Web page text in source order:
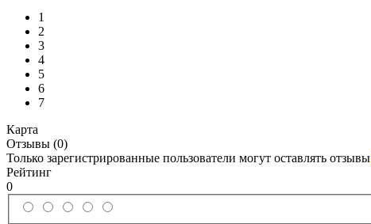
1
2
3
4
5
6
7
Карта
Отзывы (0)
Только зарегистрированные пользователи могут оставлять отзывы
Рейтинг
0